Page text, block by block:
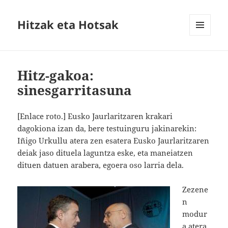
Hitzak eta Hotsak
Hitz-gakoa:
sinesgarritasuna
[Enlace roto.] Eusko Jaurlaritzaren krakari
dagokiona izan da, bere testuinguru jakinarekin:
Iñigo Urkullu atera zen esatera Eusko Jaurlaritzaren
deiak jaso dituela laguntza eske, eta maneiatzen
dituen datuen arabera, egoera oso larria dela.
Zezene
n
modur